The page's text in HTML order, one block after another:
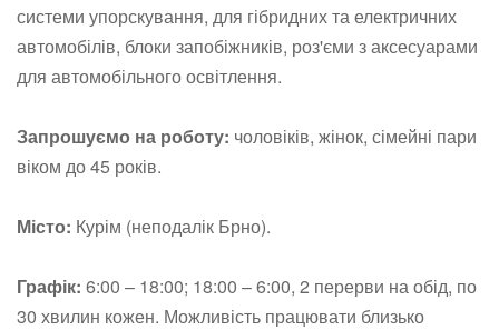
системи упорскування, для гібридних та електричних
автомобілів, блоки запобіжників, роз'єми з аксесуарами
для автомобільного освітлення.
Запрошуємо на роботу: чоловіків, жінок, сімейні пари
віком до 45 років.
Місто: Курім (неподалік Брно).
Графік: 6:00 – 18:00; 18:00 – 6:00, 2 перерви на обід, по
30 хвилин кожен. Можливість працювати близько